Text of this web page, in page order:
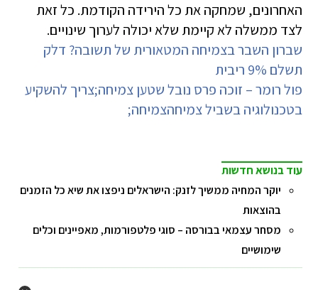
האחרונים, שמחקה את כל הירידה הקודמת. כל זאת
לצד ממשלה לא קיימת שלא יכולה לערוך שינויים.
שברון השבר בצמיחה המטאורית של תשובה? דלק
תשלם 9% ריבית
פול רומר – זוכה פרס נובל שטען צמיחה;צריך להשקיע
בטכנולוגיה בשביל צמיחהצמיחה;
עוד בנושא חדשות
יוקר המחיה ממשיך לזנק: הישראלים ניפצו את שיא כל הזמנים
בהוצאות
מסחר עצמאי בבורסה – סוגי פלטפורמות, מאפיינים וכלים
שימושיים